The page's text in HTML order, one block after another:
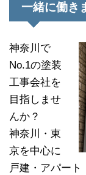
一緒に働き
神奈川で
No.1の塗装
工事会社を
目指しませ
んか？
神奈川・東
京を中心に
戸建・アパー